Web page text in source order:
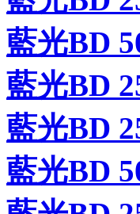
藍光BD
藍光BD
藍光BD
藍光BD